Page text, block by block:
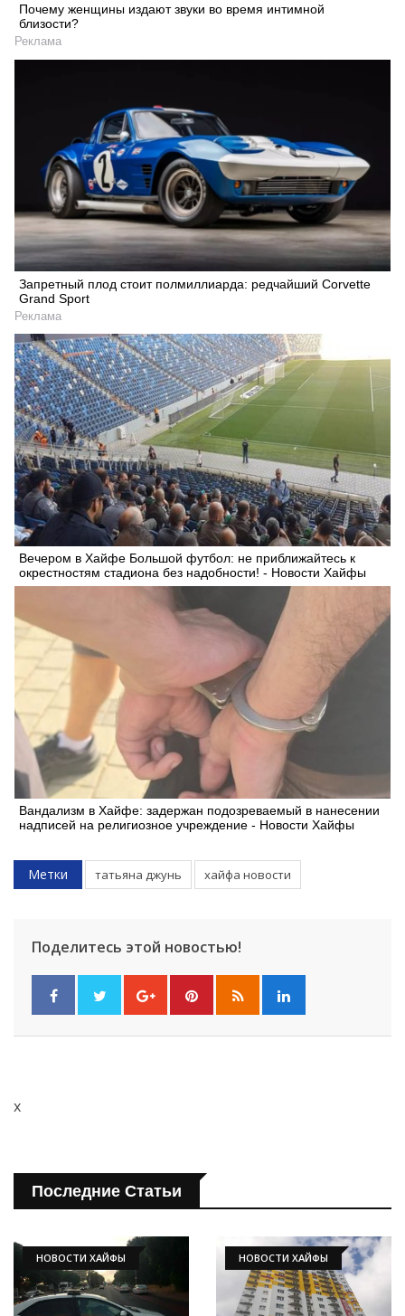
Почему женщины издают звуки во время интимной
близости?
Реклама
Запретный плод стоит полмиллиарда: редчайший Corvette
Grand Sport
Реклама
Вечером в Хайфе Большой футбол: не приближайтесь к
окрестностям стадиона без надобности! - Новости Хайфы
Вандализм в Хайфе: задержан подозреваемый в нанесении
надписей на религиозное учреждение - Новости Хайфы
Метки татьяна джунь хайфа новости
Поделитесь этой новостью!
x
Последние Статьи
НОВОСТИ ХАЙФЫ НОВОСТИ ХАЙФЫ